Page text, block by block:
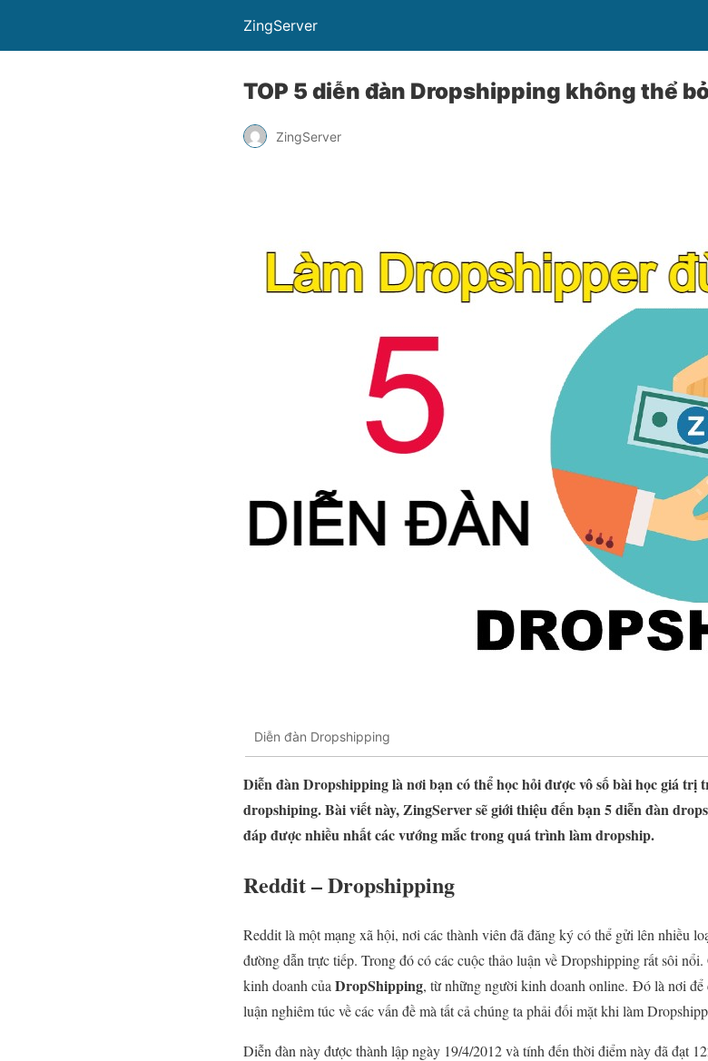
ZingServer
TOP 5 diễn đàn Dropshipping không thể
ZingServer
Diễn đàn Dropshipping
Diễn đàn Dropshipping là nơi bạn có thể học hỏi được vô số bài học giá trị
dropshiping. Bài viết này, ZingServer sẽ giới thiệu đến bạn 5 diễn đàn
đáp được nhiều nhất các vướng mắc trong quá trình làm dropship.
Reddit – Dropshipping
Reddit là một mạng xã hội, nơi các thành viên đã đăng ký có thể gửi lên nhiều
đường dẫn trực tiếp. Trong đó có các cuộc thảo luận về Dropshipping rất sôi
kinh doanh của DropShipping, từ những người kinh doanh online. Đó là nơi để
luận nghiêm túc về các vấn đề mà tất cả chúng ta phải đối mặt khi làm
Diễn đàn này được thành lập ngày 19/4/2012 và tính đến thời điểm này đã đạt